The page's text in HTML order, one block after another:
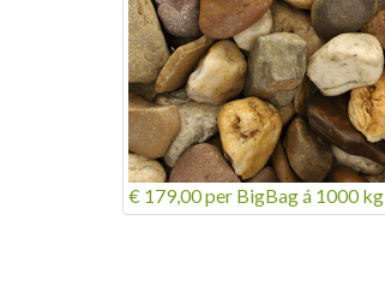
€ 179,00per BigBag á 1000 kg